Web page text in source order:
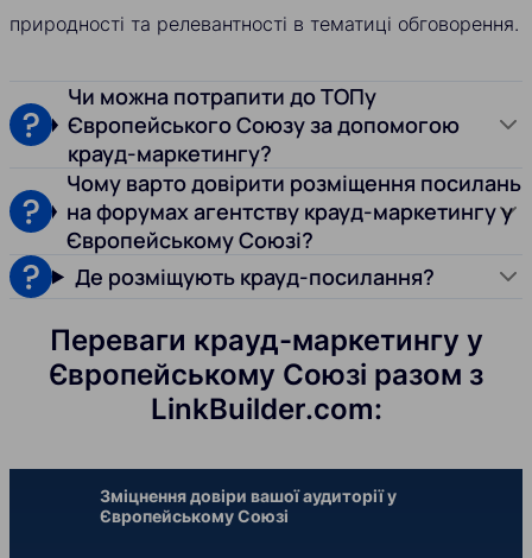
природності та релевантності в тематиці обговорення.
Чи можна потрапити до ТОПу
Європейського Союзу за допомогою
крауд-маркетингу?
Чому варто довірити розміщення посилань
на форумах агентству крауд-маркетингу у
Європейському Союзі?
Де розміщують крауд-посилання?
Переваги крауд-маркетингу у
Європейському Союзі разом з
LinkBuilder.com:
Зміцнення довіри вашої аудиторії у
Європейському Союзі